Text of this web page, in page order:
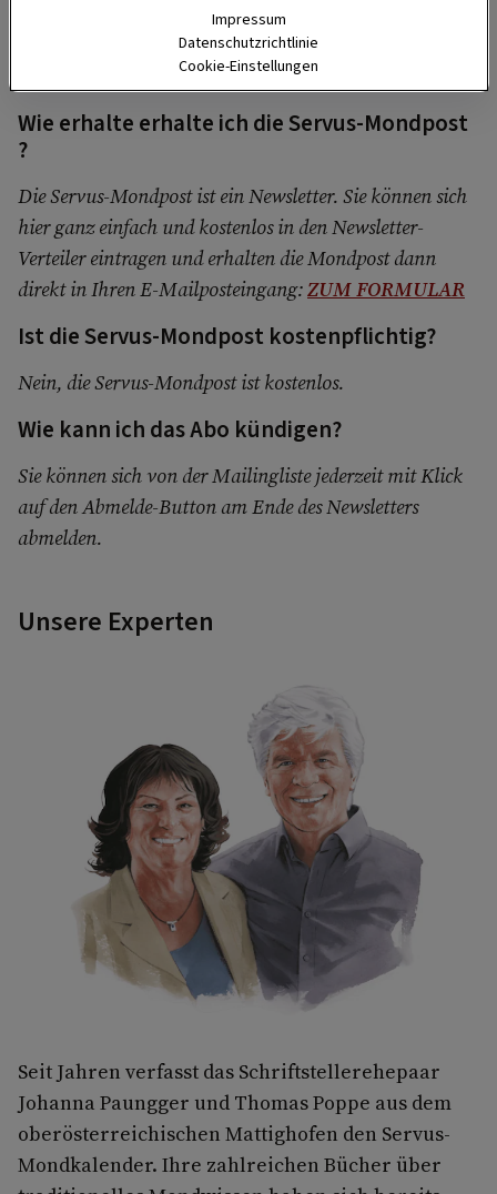
erhalten Sie in den nächsten Tagen drei Newsletter mit
wertvollem Grundlagenwissen, sowie die Mondpost zum
Wie erhalte erhalte ich die Servus-Mondpost
?
Die Servus-Mondpost ist ein Newsletter. Sie können sich
hier ganz einfach und kostenlos in den Newsletter-
Verteiler eintragen und erhalten die Mondpost dann
direkt in Ihren E-Mailposteingang:ZUM FORMULAR
Ist die Servus-Mondpost kostenpflichtig?
Nein, die Servus-Mondpost ist kostenlos.
Wie kann ich das Abo kündigen?
Sie können sich von der Mailingliste jederzeit mit Klick
auf den Abmelde-Button am Ende des Newsletters
abmelden.
Unsere Experten
Seit Jahren verfasst das Schriftstellerehepaar
Johanna Paungger und Thomas Poppe aus dem
oberösterreichischen Mattighofen den Servus-
Mondkalender. Ihre zahlreichen Bücher über
Impressum
Datenschutzrichtlinie
Cookie-Einstellungen